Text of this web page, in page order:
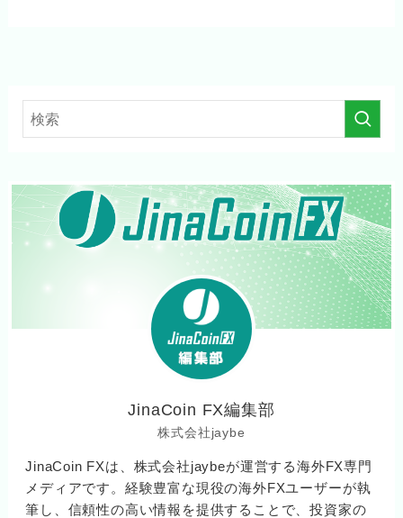
JinaCoin FX編集部
株式会社jaybe
JinaCoin FXは、株式会社jaybeが運営する海外FX専門
メディアです。経験豊富な現役の海外FXユーザーが執
筆し、信頼性の高い情報を提供することで、投資家の